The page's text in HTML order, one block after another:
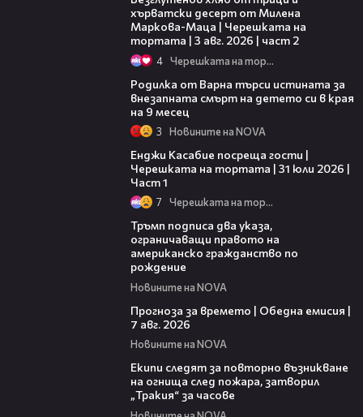
хърватски десерт от Милена
Маркова-Маца | Черешката на
тортата | 3 авг. 2026 | част 2
4 Черешката на тортата
Родилка от Варна търси истината за
внезапната смърт на детето си в края
на 9 месец
3 Новините на NOVA
Енджи Касабие посреща гости |
Черешката на тортата | 31 юли 2026 |
Част 1
7 Черешката на тортата
Тръмп подписа два указа,
ограничаващи правото на
американско гражданство по
рождение
Новините на NOVA
Прогноза за времето | Обедна емисия |
7 авг. 2026
Новините на NOVA
Екипи следят за повторно възникване
на огнища след пожара, затворил
„Тракия“ за часове